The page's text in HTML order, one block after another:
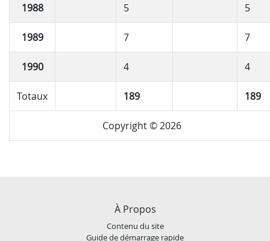
1988 5 5
1989 7 7
1990 4 4
Totaux 189 189
Copyright © 2026
À Propos
Contenu du site
Guide de démarrage rapide